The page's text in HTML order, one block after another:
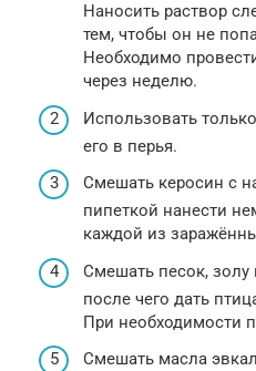
Наносить раствор
тем, чтобы он не
Необходимо
через неделю.
Использовать
его в перья.
Смешать керосин с
пипеткой нанести
каждой из
Смешать песок,
после чего дать
При необходимости
Смешать масла